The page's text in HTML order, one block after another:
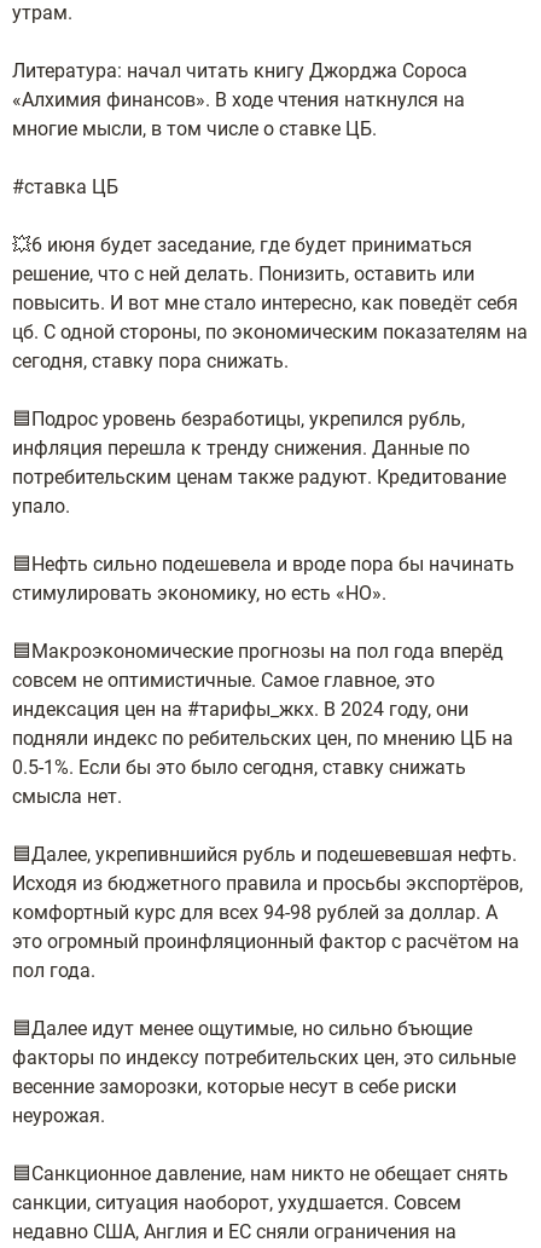
утрам.
Литература: начал читать книгу Джорджа Сороса
«Алхимия финансов». В ходе чтения наткнулся на
многие мысли, в том числе о ставке ЦБ.
#ставка ЦБ
💥6 июня будет заседание, где будет приниматься
решение, что с ней делать. Понизить, оставить или
повысить. И вот мне стало интересно, как поведёт себя
цб. С одной стороны, по экономическим показателям на
сегодня, ставку пора снижать.
🟦Подрос уровень безработицы, укрепился рубль,
инфляция перешла к тренду снижения. Данные по
потребительским ценам также радуют. Кредитование
упало.
🟦Нефть сильно подешевела и вроде пора бы начинать
стимулировать экономику, но есть «НО».
🟦Макроэкономические прогнозы на пол года вперёд
совсем не оптимистичные. Самое главное, это
индексация цен на #тарифы_жкх. В 2024 году, они
подняли индекс по ребительских цен, по мнению ЦБ на
0.5-1%. Если бы это было сегодня, ставку снижать
смысла нет.
🟦Далее, укрепивншийся рубль и подешевевшая нефть.
Исходя из бюджетного правила и просьбы экспортёров,
комфортный курс для всех 94-98 рублей за доллар. А
это огромный проинфляционный фактор с расчётом на
пол года.
🟦Далее идут менее ощутимые, но сильно бъющие
факторы по индексу потребительских цен, это сильные
весенние заморозки, которые несут в себе риски
неурожая.
🟦Санкционное давление, нам никто не обещает снять
санкции, ситуация наоборот, ухудшается. Совсем
недавно США, Англия и ЕС сняли ограничения на